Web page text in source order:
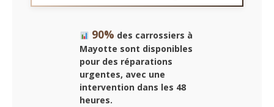
90% des carrossiers à
Mayotte sont disponibles
pour des réparations
urgentes, avec une
intervention dans les 48
heures.